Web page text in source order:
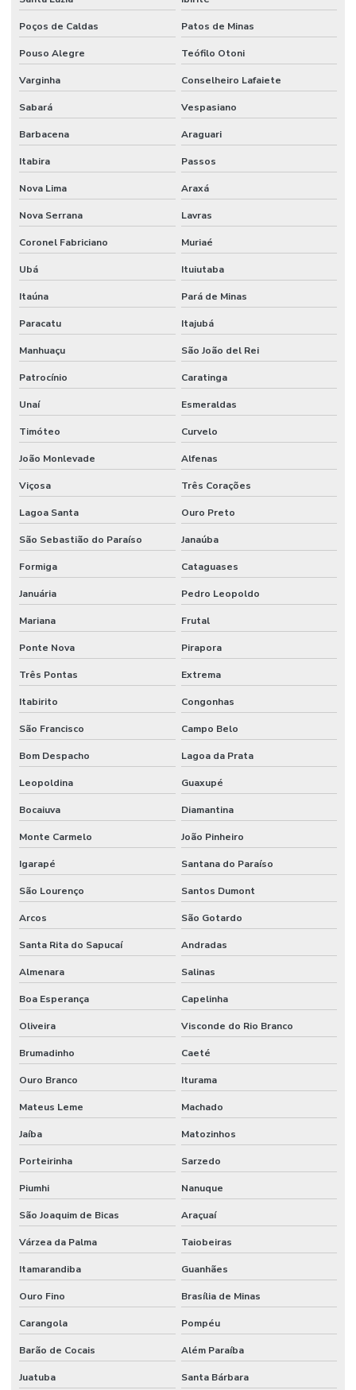
Poços de Caldas Patos de Minas
Pouso Alegre Teófilo Otoni
Varginha Conselheiro Lafaiete
Sabará Vespasiano
Barbacena Araguari
Itabira Passos
Nova Lima Araxá
Nova Serrana Lavras
Coronel Fabriciano Muriaé
Ubá Ituiutaba
Itaúna Pará de Minas
Paracatu Itajubá
Manhuaçu São João del Rei
Patrocínio Caratinga
Unaí Esmeraldas
Timóteo Curvelo
João Monlevade Alfenas
Viçosa Três Corações
Lagoa Santa Ouro Preto
São Sebastião do Paraíso Janaúba
Formiga Cataguases
Januária Pedro Leopoldo
Mariana Frutal
Ponte Nova Pirapora
Três Pontas Extrema
Itabirito Congonhas
São Francisco Campo Belo
Bom Despacho Lagoa da Prata
Leopoldina Guaxupé
Bocaiuva Diamantina
Monte Carmelo João Pinheiro
Igarapé Santana do Paraíso
São Lourenço Santos Dumont
Arcos São Gotardo
Santa Rita do Sapucaí Andradas
Almenara Salinas
Boa Esperança Capelinha
Oliveira Visconde do Rio Branco
Brumadinho Caeté
Ouro Branco Iturama
Mateus Leme Machado
Jaíba Matozinhos
Porteirinha Sarzedo
Piumhi Nanuque
São Joaquim de Bicas Araçuaí
Várzea da Palma Taiobeiras
Itamarandiba Guanhães
Ouro Fino Brasília de Minas
Carangola Pompéu
Barão de Cocais Além Paraíba
Juatuba Santa Bárbara